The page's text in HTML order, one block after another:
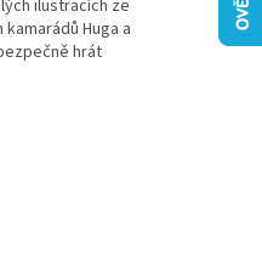
ilustracích ze
Huga a
hrát